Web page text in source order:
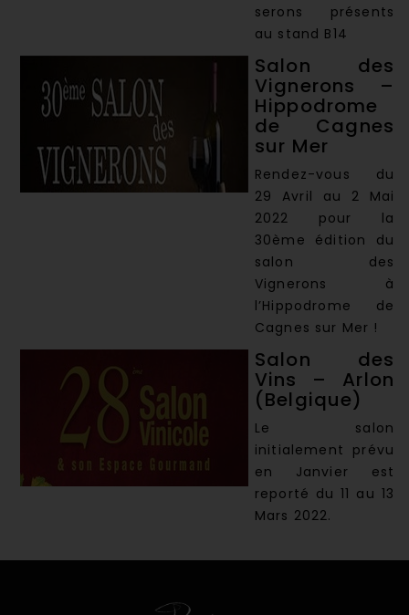
serons présents
au stand B14
Salon des
Vignerons –
Hippodrome
de Cagnes
sur Mer
Rendez-vous du
29 Avril au 2 Mai
2022 pour la
30ème édition du
salon des
Vignerons à
l’Hippodrome de
Cagnes sur Mer !
Salon des
Vins – Arlon
(Belgique)
Le salon
initialement prévu
en Janvier est
reporté du 11 au 13
Mars 2022.